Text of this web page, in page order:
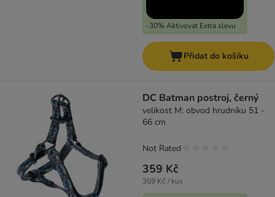
-30% Aktivovat Extra slevu
Přidat do košíku
DC Batman postroj, černý
velikost M: obvod hrudníku 51 -
66 cm
359 Kč
359 Kč / kus
Not Rated